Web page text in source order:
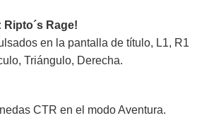
Ripto´s Rage!
en la pantalla de título, L1, R1
Triángulo, Derecha.
CTR en el modo Aventura.